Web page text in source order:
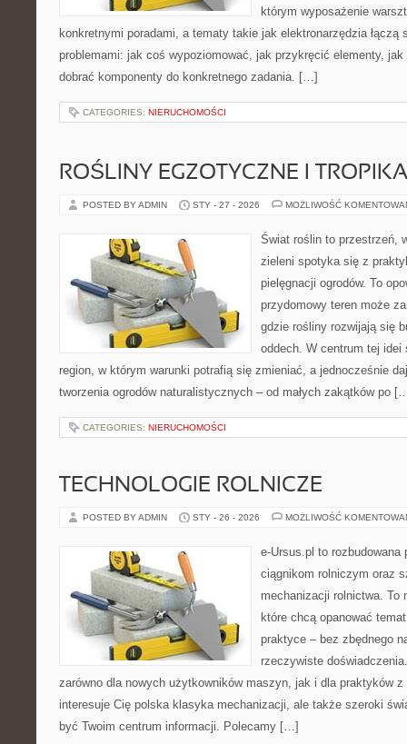
którym wyposażenie
konkretnymi poradami, a tematy takie jak elektronarzędzia łączą
problemami: jak coś wypoziomować, jak przykręcić elementy,
dobrać komponenty do konkretnego zadania. […]
CATEGORIES: NIERUCHOMOŚCI
ROŚLINY EGZOTYCZNE I
POSTED BY ADMIN STY - 27 - 2026 MOŻLIWOŚĆ
Świat roślin to przestrzeń,
zieleni spotyka się z
pielęgnacji ogrodów. To
przydomowy teren może
gdzie rośliny rozwijają się
oddech. W centrum tej
region, w którym warunki potrafią się zmieniać, a jednocześnie
tworzenia ogrodów naturalistycznych – od małych zakątków po
CATEGORIES: NIERUCHOMOŚCI
TECHNOLOGIE ROLNICZE
POSTED BY ADMIN STY - 26 - 2026 MOŻLIWOŚĆ
e-Ursus.pl to rozbudowana
ciągnikom rolniczym oraz
mechanizacji rolnictwa. To
które chcą opanować
praktyce – bez zbędnego
rzeczywiste
zarówno dla nowych użytkowników maszyn, jak i dla praktyków
interesuje Cię polska klasyka mechanizacji, ale także szeroki
być Twoim centrum informacji. Polecamy […]